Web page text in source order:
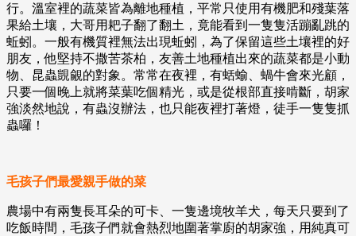
行。溫室裡的蔬菜皆為離地種植，平常只使用有機肥和殘葉落
果給土壤，大哥用耙子翻了翻土，竟能看到一隻隻活蹦亂跳的
蚯蚓。一般有機質裡無法出現蚯蚓，為了保留這些土壤裡的好
朋友，他堅持不撒苦茶柏，友善土地種植出來的蔬菜都是小動
物、昆蟲覬覦的對象。常常在夜裡，有蛞蝓、蝸牛會來光顧，
只要一個晚上就將菜葉吃個精光，或是從根部直接啃斷，胡家
強淡然地說，有蟲沒辦法，也只能夜裡打著燈，徒手一隻隻抓
蟲囉！
毛孩子們最愛親手做的菜
農場中有兩隻長耳朵的可卡、一隻邊境牧羊犬，每天只要到了
吃飯時間，毛孩子們就會熱烈地圍著掌廚的胡家強，用純真可